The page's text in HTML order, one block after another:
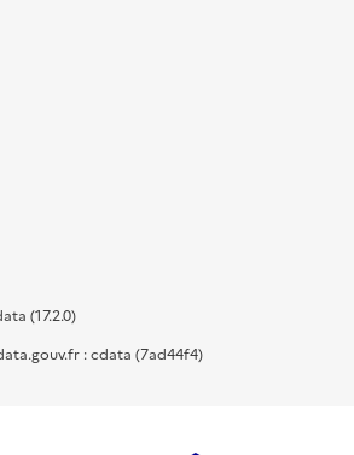
(17.2.0)
: cdata (7ad44f4)